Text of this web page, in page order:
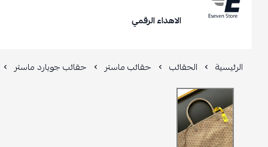
ESEVEN STOREالاهداء الرقمي
الرئيسية الحقائب حقائب ماستر حقائب جويارد ماستر